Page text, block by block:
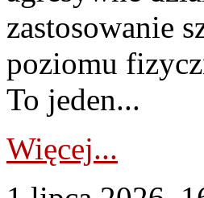
zastosowanie
poziomu
To jeden...
Więcej...